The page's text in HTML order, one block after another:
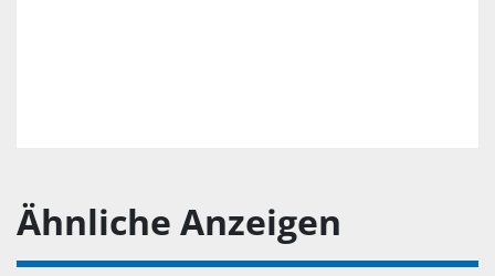
Ähnliche Anzeigen